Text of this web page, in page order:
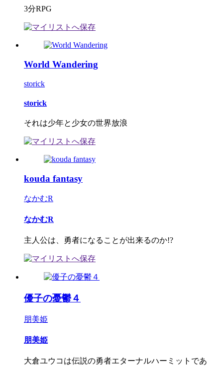
3分RPG
World Wandering
storick
storick
それは少年と少女の世界放浪
kouda fantasy
なかむR
なかむR
主人公は、勇者になることが出来るのか!?
優子の憂鬱４
朋美姫
朋美姫
大倉ユウコは伝説の勇者エターナルハーミットであ